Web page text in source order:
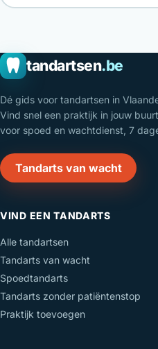
tandartsen.be
Dé gids voor tandartsen in
Vind snel een praktijk in jouw
voor spoed en wachtdienst, 7
Tandarts van wacht
VIND EEN TANDARTS
Alle tandartsen
Tandarts van wacht
Spoedtandarts
Tandarts zonder patiëntenstop
Praktijk toevoegen